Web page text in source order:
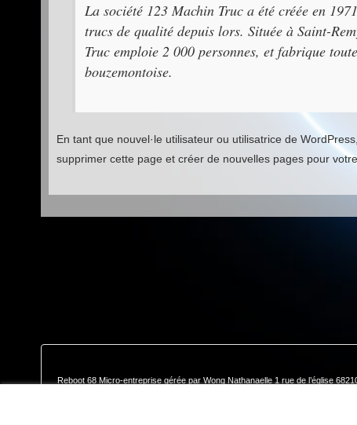
La société 123 Machin Truc a été créée en
trucs de qualité depuis lors. Située à Saint-
Truc emploie 2 000 personnes, et fabrique
bouzemontoise.
En tant que nouvel·le utilisateur ou utilisatrice de
supprimer cette page et créer de nouvelles pages pour
Reboot 68 Micro-entreprise gérée par Wong Nathanaelle 1 rue de l’église